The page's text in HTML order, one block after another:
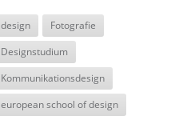
design
Fotografie
Designstudium
Kommunikationsdesign
european school of design